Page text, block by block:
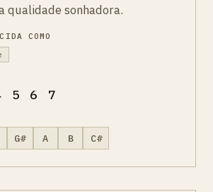
qualidade sonhadora.
COMO
5 6 7
G# A B C#